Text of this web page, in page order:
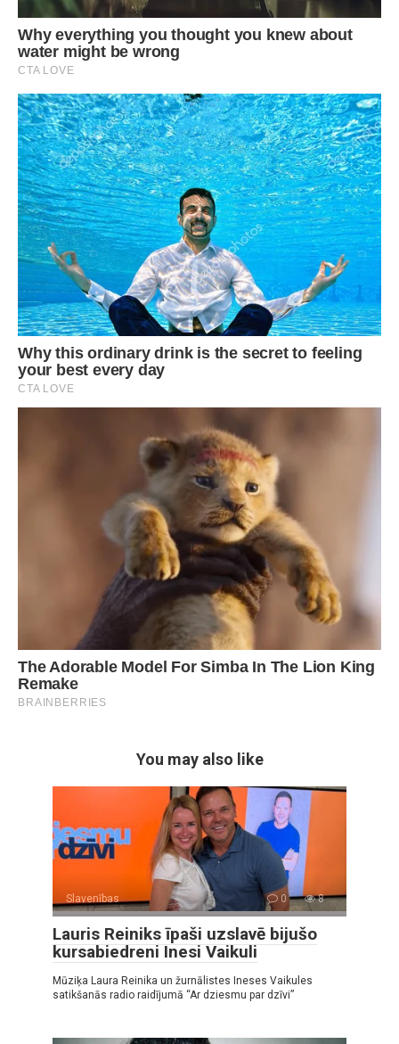
You may also like
Slavenības 0 8
Lauris Reiniks īpaši uzslavē bijušo
kursabiedreni Inesi Vaikuli
Mūziķa Laura Reinika un žurnālistes Ineses Vaikules
satikšanās radio raidījumā “Ar dziesmu par dzīvi”